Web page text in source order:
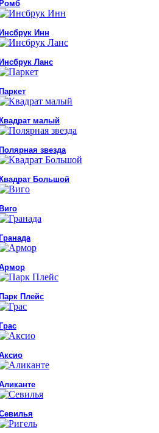
Инн
Ланс
малый
звезда
Большой
Плейс